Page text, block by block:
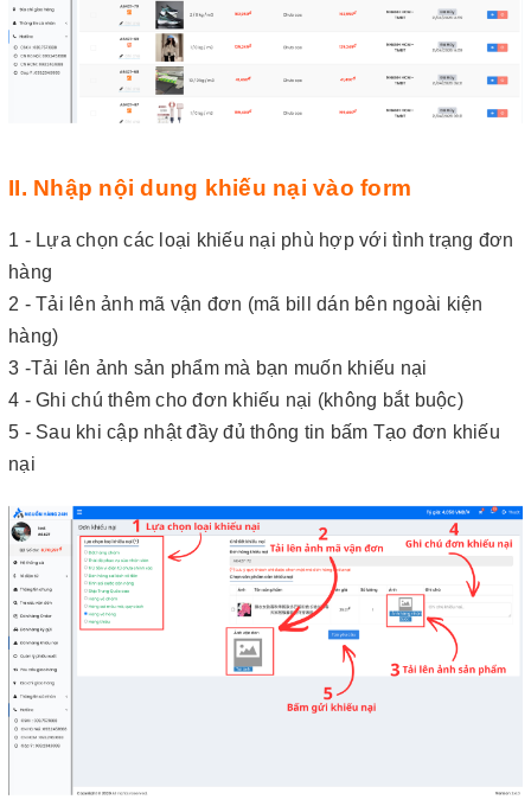
II. Nhập nội dung khiếu nại vào form
1 - Lựa chọn các loại khiếu nại phù hợp với tình trạng đơn
hàng
2 - Tải lên ảnh mã vận đơn (mã bill dán bên ngoài kiện
hàng)
3 -Tải lên ảnh sản phẩm mà bạn muốn khiếu nại
4 - Ghi chú thêm cho đơn khiếu nại (không bắt buộc)
5 - Sau khi cập nhật đầy đủ thông tin bấm Tạo đơn khiếu
nại